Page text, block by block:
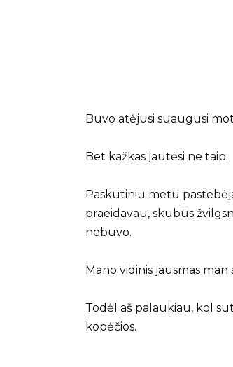
Buvo atėjusi suaugusi
Bet kažkas jautėsi ne taip.
Paskutiniu metu
praeidavau, skubūs
nebuvo.
Mano vidinis jausmas man
Todėl aš palaukiau, kol
kopėčios.